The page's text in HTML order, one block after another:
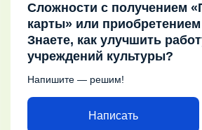
Сложности с получением
карты» или
Знаете, как улучшить
учреждений культуры?
Напишите — решим!
Написать